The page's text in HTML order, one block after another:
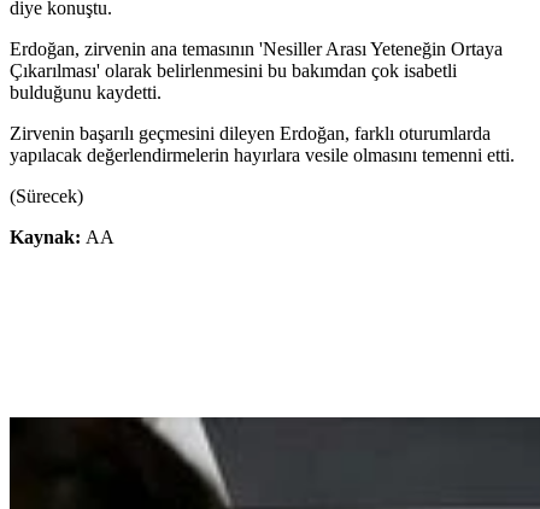
diye konuştu.
Erdoğan, zirvenin ana temasının 'Nesiller Arası Yeteneğin Ortaya
Çıkarılması' olarak belirlenmesini bu bakımdan çok isabetli
bulduğunu kaydetti.
Zirvenin başarılı geçmesini dileyen Erdoğan, farklı oturumlarda
yapılacak değerlendirmelerin hayırlara vesile olmasını temenni etti.
(Sürecek)
Kaynak: AA